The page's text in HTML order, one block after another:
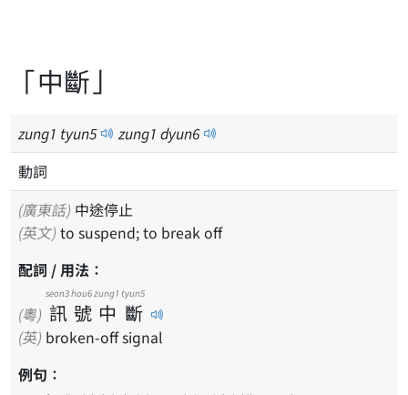
「中斷」
zung1 tyun5 zung1 dyun6
動詞
(廣東話) 中途停止
(英文) to suspend; to break off
配詞 / 用法：
(粵) 訊
seon3
號
hou6
中
zung1
斷
tyun5
(英) broken-off signal
例句：